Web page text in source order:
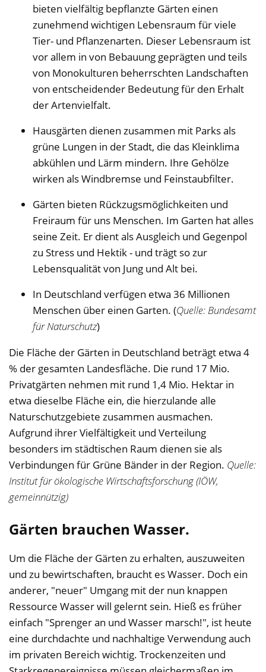
bieten vielfältig bepflanzte Gärten einen
zunehmend wichtigen Lebensraum für viele
Tier- und Pflanzenarten. Dieser Lebensraum ist
vor allem in von Bebauung geprägten und teils
von Monokulturen beherrschten Landschaften
von entscheidender Bedeutung für den Erhalt
der Artenvielfalt.
Hausgärten dienen zusammen mit Parks als
grüne Lungen in der Stadt, die das Kleinklima
abkühlen und Lärm mindern. Ihre Gehölze
wirken als Windbremse und Feinstaubfilter.
Gärten bieten Rückzugsmöglichkeiten und
Freiraum für uns Menschen. Im Garten hat alles
seine Zeit. Er dient als Ausgleich und Gegenpol
zu Stress und Hektik - und trägt so zur
Lebensqualität von Jung und Alt bei.
In Deutschland verfügen etwa 36 Millionen
Menschen über einen Garten. (Quelle: Bundesamt
für Naturschutz)
Die Fläche der Gärten in Deutschland beträgt etwa 4
% der gesamten Landesfläche. Die rund 17 Mio.
Privatgärten nehmen mit rund 1,4 Mio. Hektar in
etwa dieselbe Fläche ein, die hierzulande alle
Naturschutzgebiete zusammen ausmachen.
Aufgrund ihrer Vielfältigkeit und Verteilung
besonders im städtischen Raum dienen sie als
Verbindungen für Grüne Bänder in der Region. Quelle:
Institut für ökologische Wirtschaftsforschung (IÖW,
gemeinnützig)
Gärten brauchen Wasser.
Um die Fläche der Gärten zu erhalten, auszuweiten
und zu bewirtschaften, braucht es Wasser. Doch ein
anderer, "neuer" Umgang mit der nun knappen
Ressource Wasser will gelernt sein. Hieß es früher
einfach "Sprenger an und Wasser marsch!", ist heute
eine durchdachte und nachhaltige Verwendung auch
im privaten Bereich wichtig. Trockenzeiten und